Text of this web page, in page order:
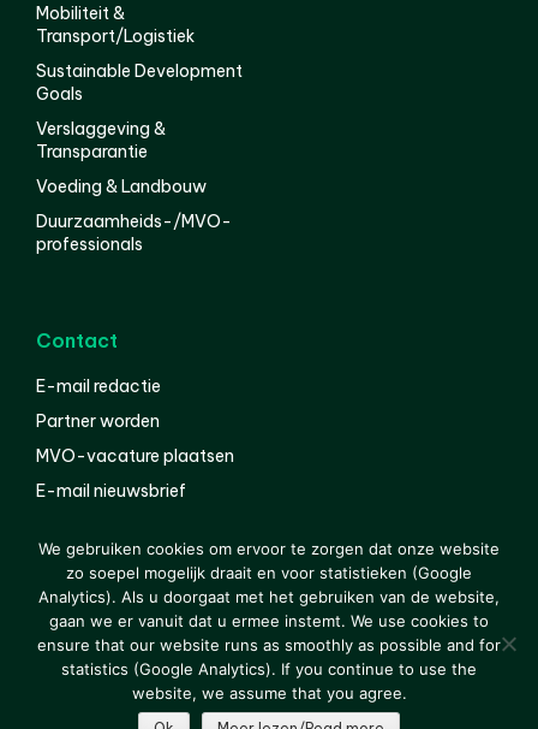
Mobiliteit &
Transport/Logistiek
Sustainable Development
Goals
Verslaggeving &
Transparantie
Voeding & Landbouw
Duurzaamheids-/MVO-
professionals
Contact
E-mail redactie
Partner worden
MVO-vacature plaatsen
E-mail nieuwsbrief
© 2000-2026 Van der Molen EIS Colofon
Disclaimer
Privacy
We gebruiken cookies om ervoor te zorgen dat onze website
zo soepel mogelijk draait en voor statistieken (Google
Analytics). Als u doorgaat met het gebruiken van de website,
gaan we er vanuit dat u ermee instemt. We use cookies to
ensure that our website runs as smoothly as possible and for
statistics (Google Analytics). If you continue to use the
website, we assume that you agree.